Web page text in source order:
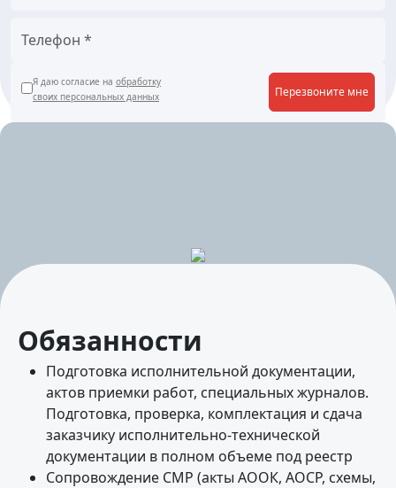
Я даю согласие на обработку
своих персональных данных
Перезвоните мне
Обязанности
Подготовка исполнительной документации,
актов приемки работ, специальных журналов.
Подготовка, проверка, комплектация и сдача
заказчику исполнительно-технической
документации в полном объеме под реестр
Сопровождение СМР (акты АООК, АОСР, схемы,